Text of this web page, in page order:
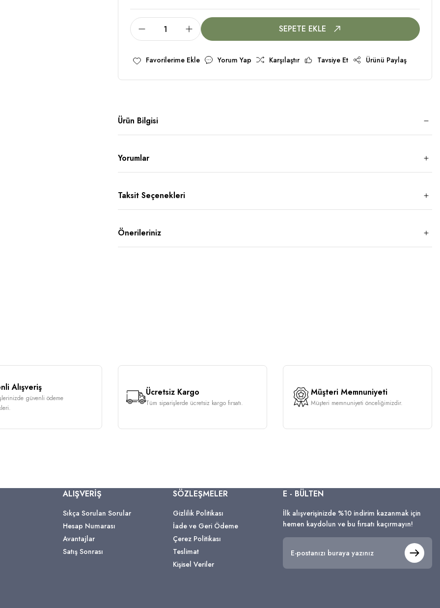
SEPETE EKLE
Yorum Yap Karşılaştır Tavsiye Et Ürünü Paylaş
Ürün Bilgisi
Yorumlar
Taksit Seçenekleri
Önerileriniz
Alışveriş
güvenli ödeme
Ücretsiz Kargo
Tüm siparişlerde ücretsiz kargo fırsatı.
Müşteri Memnuniyeti
Müşteri memnuniyeti önceliğimizdir.
ALIŞVERİŞ
Sıkça Sorulan Sorular
Hesap Numarası
Avantajlar
Satış Sonrası
SÖZLEŞMELER
Gizlilik Politikası
İade ve Geri Ödeme
Çerez Politikası
Teslimat
Kişisel Veriler
E - BÜLTEN
İlk alışverişinizde %10 indirim kazanmak için
hemen kaydolun ve bu fırsatı kaçırmayın!